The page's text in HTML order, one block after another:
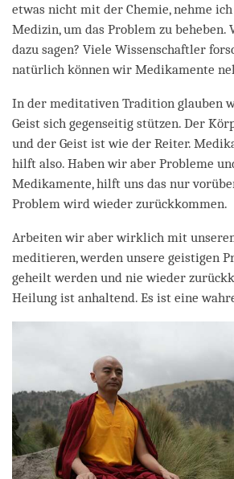
etwas nicht mit der Chemie, nehme
Medizin, um das Problem zu beheben.
dazu sagen? Viele Wissenschaftler
natürlich können wir Medikamente
In der meditativen Tradition glauben
Geist sich gegenseitig stützen. Der
und der Geist ist wie der Reiter.
hilft also. Haben wir aber Probleme
Medikamente, hilft uns das nur
Problem wird wieder zurückkommen.
Arbeiten wir aber wirklich mit
meditieren, werden unsere geistigen
geheilt werden und nie wieder
Heilung ist anhaltend. Es ist eine